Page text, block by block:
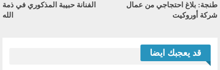
طنجة: بلاغ احتجاجي من عمال
شركة أوروكيت
الفنانة حبيبة المذكوري في ذمة
الله
قد يعجبك ايضا